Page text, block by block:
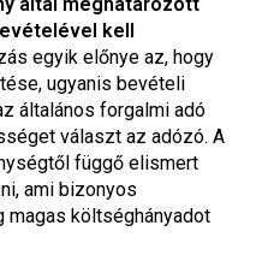
kell
egyik előnye az, hogy
ugyanis bevételi
általános forgalmi adó
választ az adózó. A
függő elismert
ami bizonyos
költséghányadot